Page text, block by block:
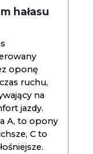
hałasu
oponę
ruchu,
na
jazdy.
A, to opony
C to